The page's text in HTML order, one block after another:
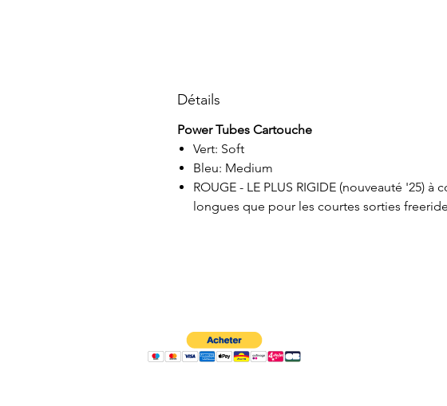
Détails
Power Tubes Cartouche
Vert: Soft
Bleu: Medium
ROUGE - LE PLUS RIGIDE (nouveauté '25)
longues que pour les courtes sorties